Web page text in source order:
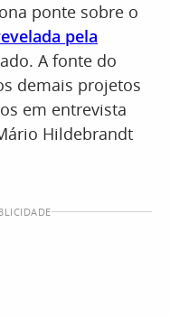
ponte sobre o
pela
A fonte do
demais projetos
em entrevista
Hildebrandt